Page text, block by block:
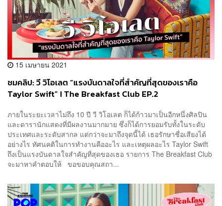
15 เมษายน 2021
ชมคลิป: วี วิโอเลต “แรงบันดาลใจที่สำคัญที่สุดของเราคือ
Taylor Swift” I The Breakfast Club EP.2
ภายในระยะเวลาไม่ถึง 10 ปี วี วิโอเลต ก็ได้ก้าวมาเป็นอีกหนึ่งศิลปิน
และดารานักแสดงที่มีผลงานมากมาย ซึ่งก็ได้การยอมรับทั้งในระดับ
ประเทศและระดับสากล แต่กว่าจะมาถึงจุดนี้ได้ เธอรักษาชื่อเสียงได้
อย่างไร ทัศนคติในการทำงานคืออะไร และเหตุผลอะไร Taylor Swift
ถึงเป็นแรงบันดาลใจสำคัญที่สุดของเธอ รายการ The Breakfast Club
จะมาหาคำตอบให้ ขอขอบคุณสถา...